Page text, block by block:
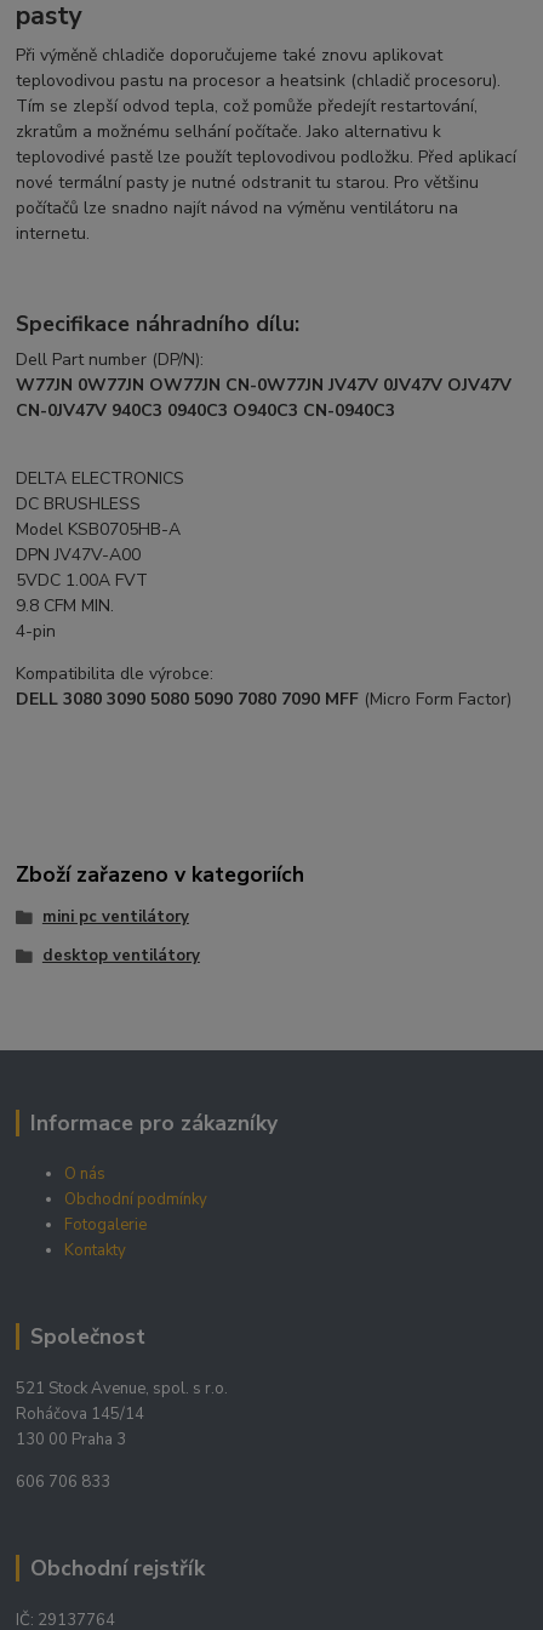
pasty
Při výměně chladiče doporučujeme také znovu aplikovat
teplovodivou pastu na procesor a heatsink (chladič procesoru).
Tím se zlepší odvod tepla, což pomůže předejít restartování,
zkratům a možnému selhání počítače. Jako alternativu k
teplovodivé pastě lze použít teplovodivou podložku. Před aplikací
nové termální pasty je nutné odstranit tu starou. Pro většinu
počítačů lze snadno najít návod na výměnu ventilátoru na
internetu.
Specifikace náhradního dílu:
Dell Part number (DP/N):
W77JN 0W77JN OW77JN CN-0W77JN JV47V 0JV47V OJV47V
CN-0JV47V 940C3 0940C3 O940C3 CN-0940C3
DELTA ELECTRONICS
DC BRUSHLESS
Model KSB0705HB-A
DPN JV47V-A00
5VDC 1.00A FVT
9.8 CFM MIN.
4-pin
Kompatibilita dle výrobce:
DELL 3080 3090 5080 5090 7080 7090 MFF (Micro Form Factor)
Zboží zařazeno v kategoriích
mini pc ventilátory
desktop ventilátory
Informace pro zákazníky
O nás
Obchodní podmínky
Fotogalerie
Kontakty
Společnost
521 Stock Avenue, spol. s r.o.
Roháčova 145/14
130 00 Praha 3
606 706 833
Obchodní rejstřík
IČ: 29137764